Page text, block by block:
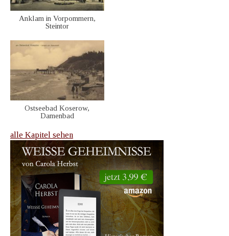
Anklam in Vorpommern,
Steintor
Ostseebad Koserow,
Damenbad
alle Kapitel sehen